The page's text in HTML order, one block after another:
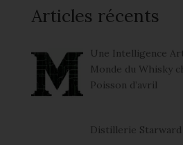
Articles récents
Une Intelligence
Monde du Whisky
Poisson d’avril
Distillerie Starward